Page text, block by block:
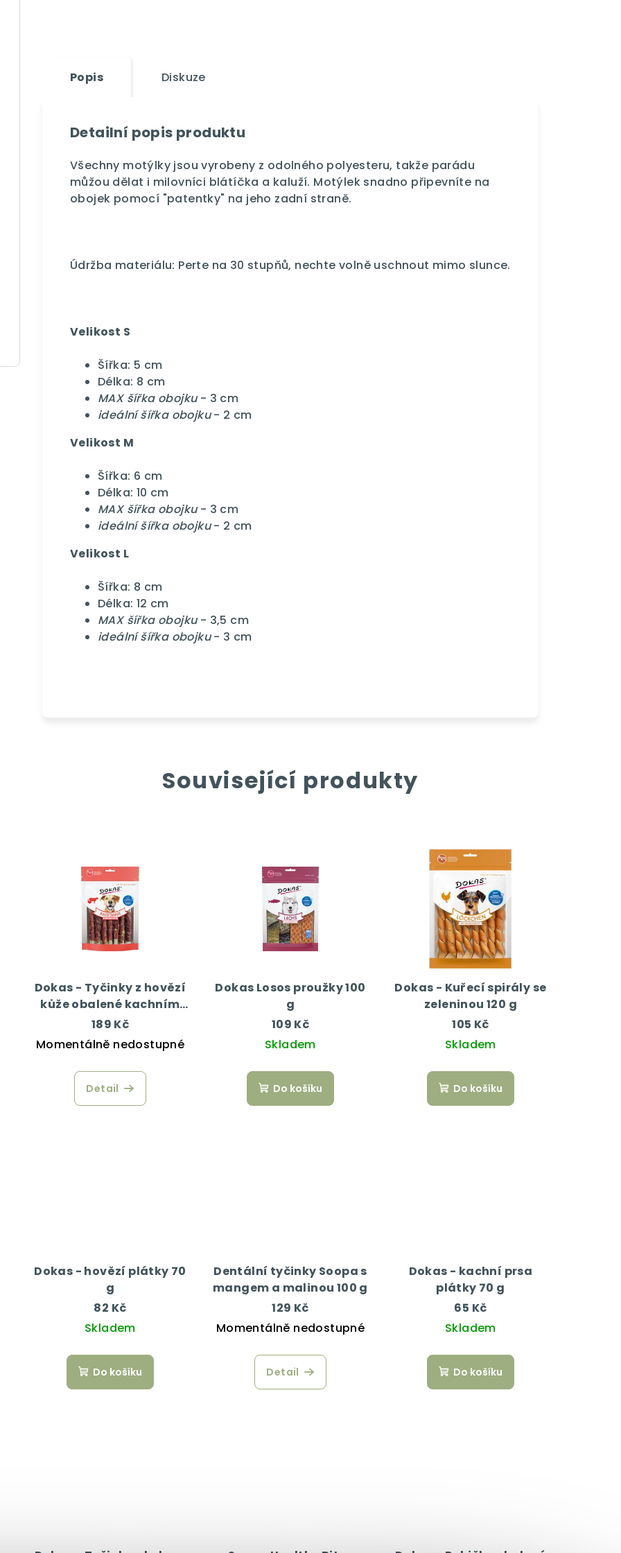
Popis Diskuze
Detailní popis produktu
Všechny motýlky jsou vyrobeny z odolného polyesteru, takže parádu
můžou dělat i milovníci blátíčka a kaluží. Motýlek snadno připevníte na
obojek pomocí "patentky" na jeho zadní straně.
Údržba materiálu: Perte na 30 stupňů, nechte volně uschnout mimo slunce.
Velikost S
Šířka: 5 cm
Délka: 8 cm
MAX šířka obojku- 3 cm
ideální šířka obojku- 2 cm
Velikost M
Šířka: 6 cm
Délka: 10 cm
MAX šířka obojku- 3 cm
ideální šířka obojku- 2 cm
Velikost L
Šířka: 8 cm
Délka: 12 cm
MAX šířka obojku- 3,5 cm
ideální šířka obojku- 3 cm
Související produkty
Dokas - Tyčinky z hovězí
kůže obalené kachním
200 g
189 Kč
Momentálně nedostupné
Detail
Dokas Losos proužky 100
g
109 Kč
Skladem
Do košíku
Dokas - Kuřecí spirály se
zeleninou 120 g
105 Kč
Skladem
Do košíku
Dokas - hovězí plátky 70
g
82 Kč
Skladem
Do košíku
Dentální tyčinky Soopa s
mangem a malinou 100 g
129 Kč
Momentálně nedostupné
Detail
Dokas - kachní prsa
plátky 70 g
65 Kč
Skladem
Do košíku